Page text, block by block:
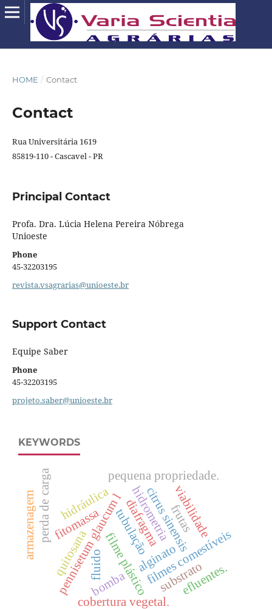
HOME / Contact
Contact
Rua Universitária 1619
85819-110 - Cascavel - PR
Principal Contact
Profa. Dra. Lúcia Helena Pereira Nóbrega
Unioeste
Phone
45-32203195
revista.vsagrarias@unioeste.br
Support Contact
Equipe Saber
Phone
45-32203195
projeto.saber@unioeste.br
KEYWORDS
citrus sinensis
filmes comestíveis
filme plástico
viabilidade
frutas
pequena propriedade.
pennisetum glaucum l
fitomassa
substrato
cobertura vegetal.
quitosana alginato
perda de carga
fluido
tubulação
hidráulica hidrometria
efluentes.
bomba
diafragma
armazenagem